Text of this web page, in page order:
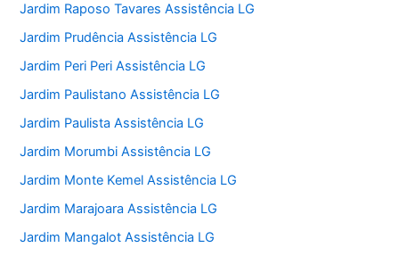
Jardim Raposo Tavares Assistência LG
Jardim Prudência Assistência LG
Jardim Peri Peri Assistência LG
Jardim Paulistano Assistência LG
Jardim Paulista Assistência LG
Jardim Morumbi Assistência LG
Jardim Monte Kemel Assistência LG
Jardim Marajoara Assistência LG
Jardim Mangalot Assistência LG